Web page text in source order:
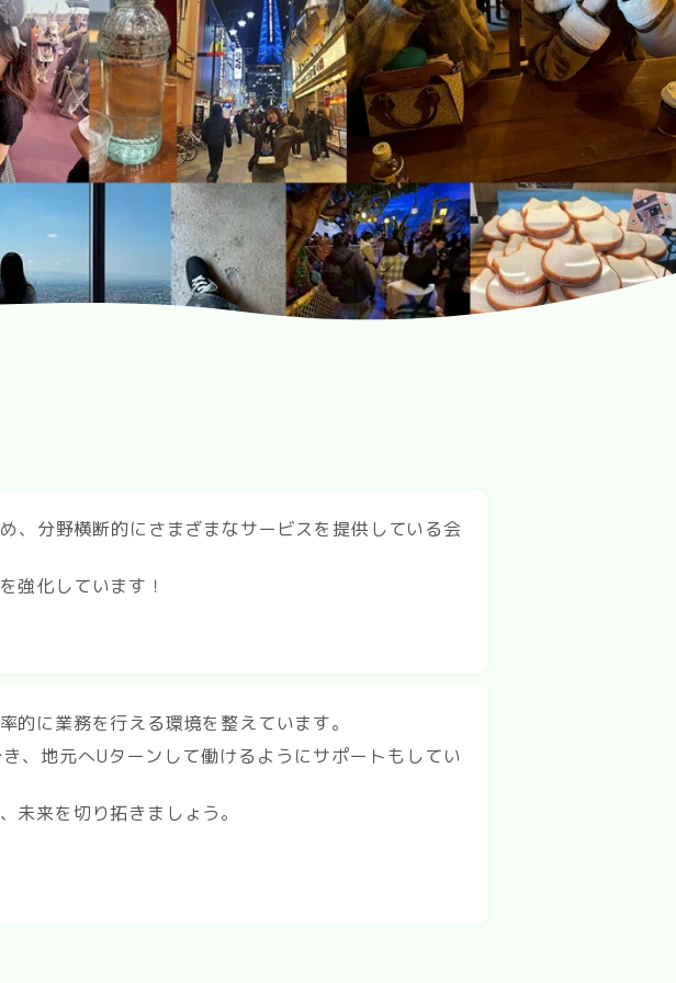
、分野横断的にさまざまなサービスを提供している会
強化しています！
的に業務を行える環境を整えています。
、地元へUターンして働けるようにサポートもしてい
未来を切り拓きましょう。